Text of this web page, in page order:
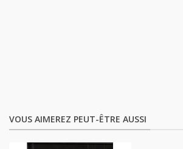
VOUS AIMEREZ PEUT-ÊTRE AUSSI